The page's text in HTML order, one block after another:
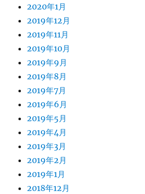
2020年1月
2019年12月
2019年11月
2019年10月
2019年9月
2019年8月
2019年7月
2019年6月
2019年5月
2019年4月
2019年3月
2019年2月
2019年1月
2018年12月